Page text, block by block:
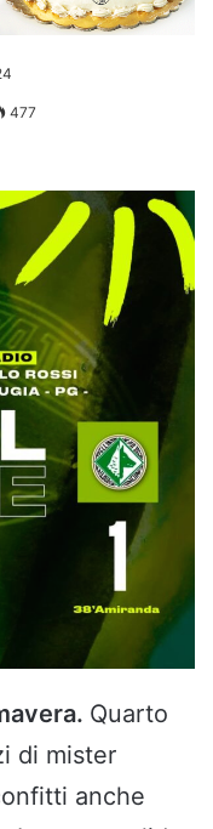
477
Quarto
di mister
anche